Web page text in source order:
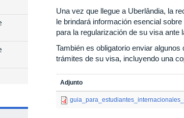
Una vez que llegue a Uberlândia, la
le brindará información esencial
para la regularización de su visa ante
También es obligatorio enviar
trámites de su visa, incluyendo una
Adjunto